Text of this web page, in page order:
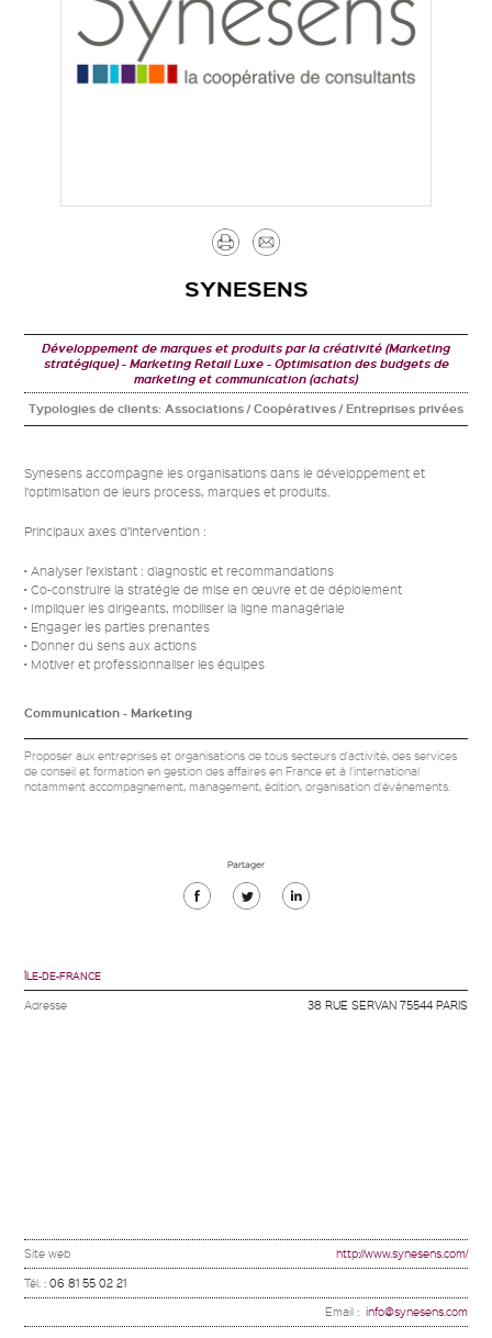
Imprimer
SYNESENS
Développement de marques et produits par la créativité (Marketing
stratégique)
Marketing Retail Luxe
Optimisation des budgets de
marketing et communication (achats)
Typologies de clients: Associations / Coopératives / Entreprises privées
Synesens accompagne les organisations dans le développement et
l’optimisation de leurs process, marques et produits.
Principaux axes d’intervention :
• Analyser l’existant : diagnostic et recommandations
• Co-construire la stratégie de mise en œuvre et de déploiement
• Impliquer les dirigeants, mobiliser la ligne managériale
• Engager les parties prenantes
• Donner du sens aux actions
• Motiver et professionnaliser les équipes
Communication - Marketing
Proposer aux entreprises et organisations de tous secteurs d'activité, des services
de conseil et formation en gestion des affaires en France et à l'international
notamment accompagnement, management, édition, organisation d'événements.
Partager
Partager
Partager
ÎLE-DE-FRANCE
Adresse 38 RUE SERVAN 75544 PARIS
Site web http://www.synesens.com/
Tél. : 06 81 55 02 21
Email : info@synesens.com